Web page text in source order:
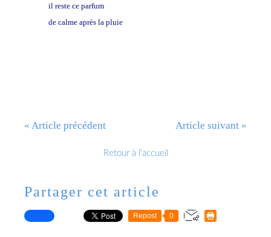
il reste ce parfum
de calme après la pluie
« Article précédent Article suivant »
Retour à l'accueil
Partager cet article
Repost 0